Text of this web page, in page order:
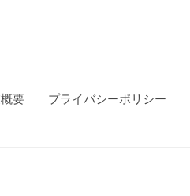
要 プライバシーポリシー